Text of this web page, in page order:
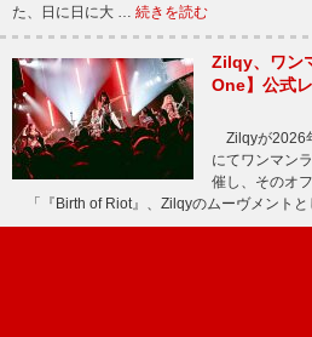
た、日に日に大 … 続きを読む
Zilqy、ワン
One】公式
Zilqyが2026
にてワンマン
催し、そのオ
「『Birth of Riot』、Zilqyのムーヴメント